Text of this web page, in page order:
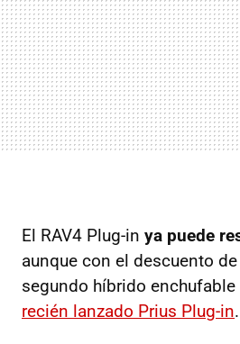
El RAV4 Plug-in ya puede
aunque con el descuento
segundo híbrido
recién lanzado Prius Plug-in.